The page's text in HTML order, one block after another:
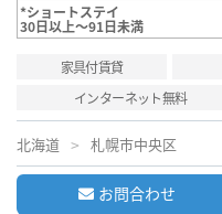
*ショートステイ
30日以上～91日未満
家具付賃貸
インターネット無料
北海道 札幌市中央区
お問合わせ